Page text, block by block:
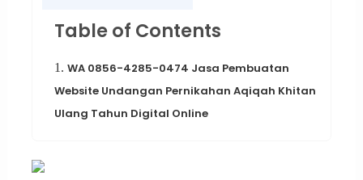
Table of Contents
1. WA 0856-4285-0474 Jasa Pembuatan
Website Undangan Pernikahan Aqiqah Khitan
Ulang Tahun Digital Online